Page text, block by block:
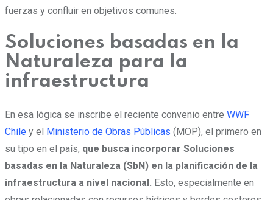
fuerzas y confluir en objetivos comunes.
Soluciones basadas en la
Naturaleza para la
infraestructura
En esa lógica se inscribe el reciente convenio entre WWF
Chile y el Ministerio de Obras Públicas (MOP), el primero en
su tipo en el país, que busca incorporar Soluciones
basadas en la Naturaleza (SbN) en la planificación de la
infraestructura a nivel nacional. Esto, especialmente en